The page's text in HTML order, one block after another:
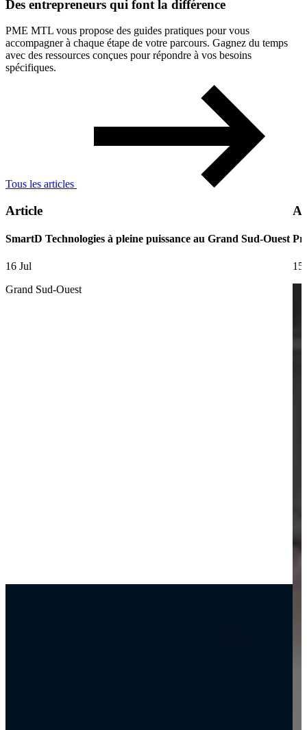
Des entrepreneurs qui font la différence
PME MTL vous propose des guides pratiques pour vous
accompagner à chaque étape de votre parcours. Gagnez du temps
avec des ressources conçues pour répondre à vos besoins
spécifiques.
Tous les articles
Article
SmartD Technologies à pleine puissance au Grand Sud-Ouest
16 Jul
Grand Sud-Ouest
15